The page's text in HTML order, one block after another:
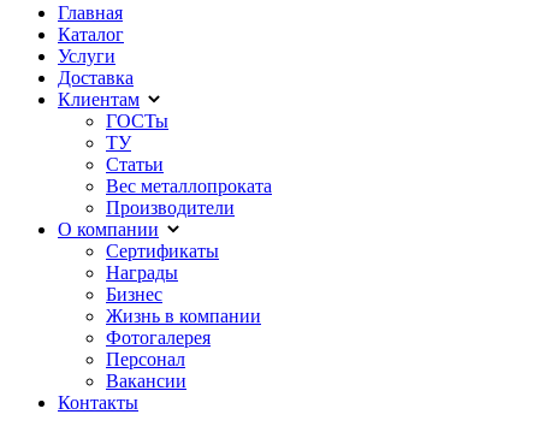
Главная
Каталог
Услуги
Доставка
Клиентам
ГОСТы
ТУ
Статьи
Вес металлопроката
Производители
О компании
Сертификаты
Награды
Бизнес
Жизнь в компании
Фотогалерея
Персонал
Вакансии
Контакты